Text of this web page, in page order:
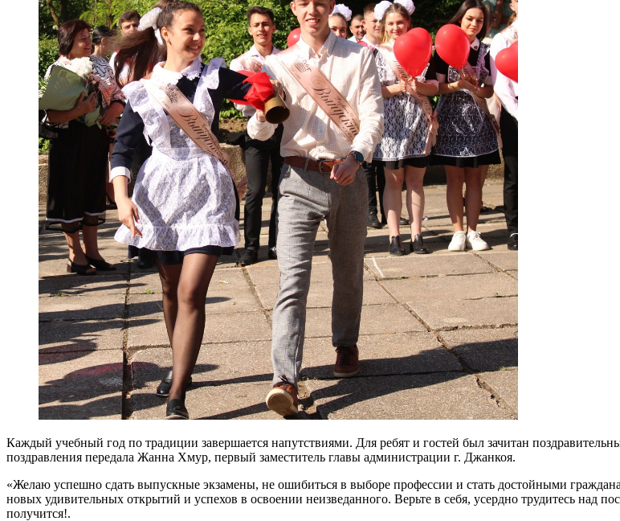
Каждый учебный год по традиции завершается напутствиями. Для ребят и гостей был зачитан
поздравления передала Жанна Хмур, первый заместитель главы администрации г. Джанкоя.
«Желаю успешно сдать выпускные экзамены, не ошибиться в выборе профессии и стать достойными
новых удивительных открытий и успехов в освоении неизведанного. Верьте в себя, усердно трудитесь над
получится!.